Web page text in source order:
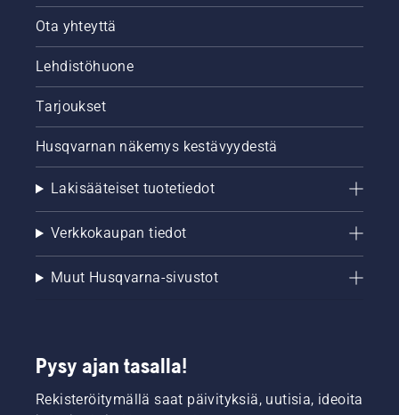
Ota yhteyttä
Lehdistöhuone
Tarjoukset
Husqvarnan näkemys kestävyydestä
Lakisääteiset tuotetiedot
Verkkokaupan tiedot
Muut Husqvarna-sivustot
Pysy ajan tasalla!
Rekisteröitymällä saat päivityksiä, uutisia, ideoita